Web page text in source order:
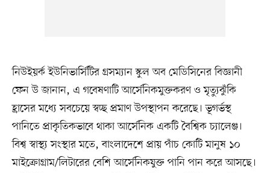
নিউইয়র্ক ইউনিভার্সিটির গ্রসম্যান স্কুল অব মেডিসিনের বিজ্ঞানী
ফেন উ জানান, এ গবেষণাটি আর্সেনিকমুক্তকরণ ও মৃত্যুঝুঁকি
হ্রাসের মধ্যে সবচেয়ে স্বচ্ছ প্রমাণ উপস্থাপন করেছে। ভূগর্ভস্থ
পানিতে প্রাকৃতিকভাবে থাকা আর্সেনিক একটি বৈশ্বিক চ্যালেঞ্জ।
বিশ্ব স্বাস্থ্য সংস্থার মতে, বাংলাদেশে প্রায় পাঁচ কোটি মানুষ ১০
মাইক্রোগ্রাম/লিটারের বেশি আর্সেনিকযুক্ত পানি পান করে আসছে।